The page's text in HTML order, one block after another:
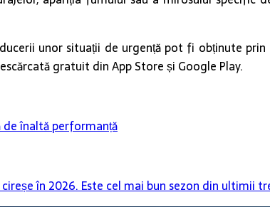
unor situații de urgență pot fi obținute
gratuit din App Store și Google Play.
înaltă performanță
în 2026. Este cel mai bun sezon din ultimii